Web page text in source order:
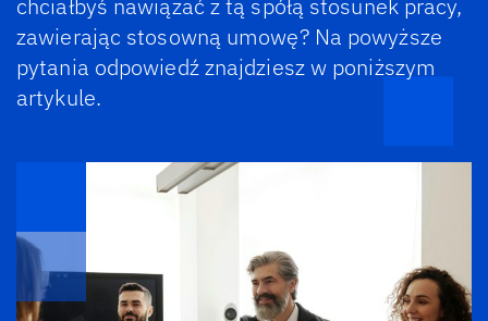
chciałbyś nawiązać z tą spółą stosunek pracy,
zawierając stosowną umowę? Na powyższe
pytania odpowiedź znajdziesz w poniższym
artykule.